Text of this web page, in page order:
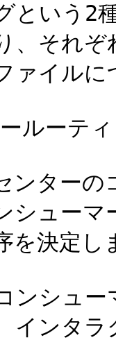
という2
、それ
ァイル
ルーテ
ンターの
シュー
を決定し
ンシュ
インタ